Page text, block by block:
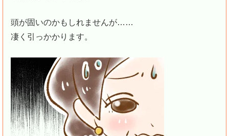
頭が固いのかもしれませんが……
凄く引っかかります。